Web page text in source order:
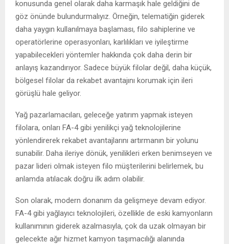
konusunda genel olarak daha karmaşık hale geldiğini de
göz önünde bulundurmalıyız. Örneğin, telematiğin giderek
daha yaygın kullanılmaya başlaması, filo sahiplerine ve
operatörlerine operasyonları, karlılıkları ve iyileştirme
yapabilecekleri yöntemler hakkında çok daha derin bir
anlayış kazandırıyor. Sadece büyük filolar değil, daha küçük,
bölgesel filolar da rekabet avantajını korumak için ileri
görüşlü hale geliyor.
Yağ pazarlamacıları, geleceğe yatırım yapmak isteyen
filolara, onları FA-4 gibi yenilikçi yağ teknolojilerine
yönlendirerek rekabet avantajlarını artırmanın bir yolunu
sunabilir. Daha ileriye dönük, yenilikleri erken benimseyen ve
pazar lideri olmak isteyen filo müşterilerini belirlemek, bu
anlamda atılacak doğru ilk adım olabilir.
Son olarak, modern donanım da gelişmeye devam ediyor.
FA-4 gibi yağlayıcı teknolojileri, özellikle de eski kamyonların
kullanımının giderek azalmasıyla, çok da uzak olmayan bir
gelecekte ağır hizmet kamyon taşımacılığı alanında